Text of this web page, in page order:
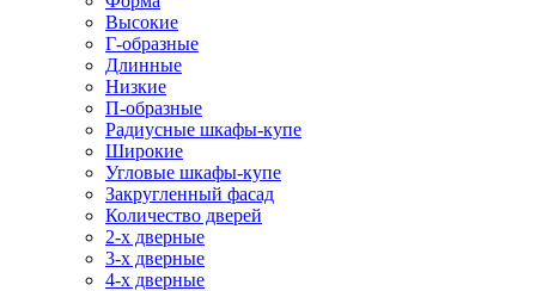
Высокие
Г-образные
Длинные
Низкие
П-образные
Радиусные шкафы-купе
Широкие
Угловые шкафы-купе
Закругленный фасад
Количество дверей
2-х дверные
3-х дверные
4-х дверные